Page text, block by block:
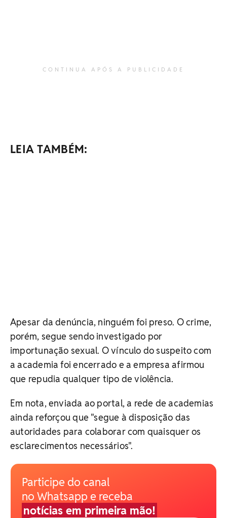
CONTINUA APÓS A PUBLICIDADE
LEIA TAMBÉM:
Apesar da denúncia, ninguém foi preso. O crime,
porém, segue sendo investigado por
importunação sexual. O vínculo do suspeito com
a academia foi encerrado e a empresa afirmou
que repudia qualquer tipo de violência.
Em nota, enviada ao portal, a rede de academias
ainda reforçou que "segue à disposição das
autoridades para colaborar com quaisquer os
esclarecimentos necessários".
Participe do canal
no Whatsapp e receba
notícias em primeira mão!